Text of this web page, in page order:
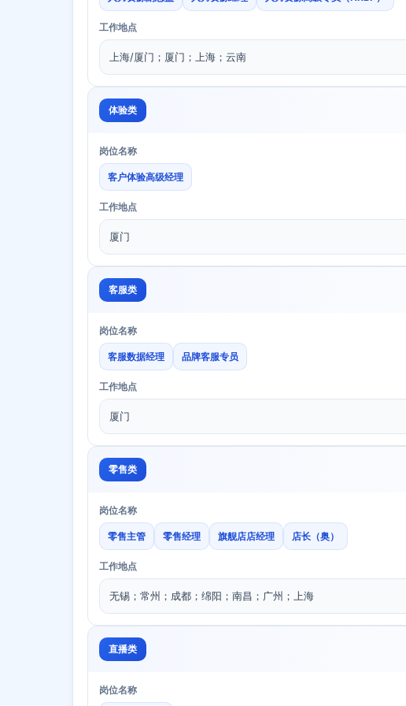
工作地点
上海/厦门；厦门；上海；云南
体验类
岗位名称
客户体验高级经理
工作地点
厦门
客服类
岗位名称
客服数据经理 品牌客服专员
工作地点
厦门
零售类
岗位名称
零售主管 零售经理 旗舰店店经理 店长（奥）
工作地点
无锡；常州；成都；绵阳；南昌；广州；上海
直播类
岗位名称